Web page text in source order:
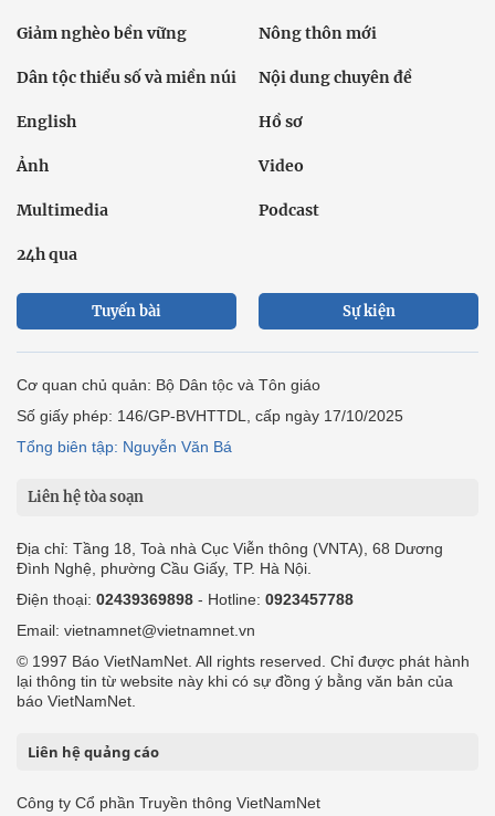
Giảm nghèo bền vững Nông thôn mới
Dân tộc thiểu số và miền núi Nội dung chuyên đề
English Hồ sơ
Ảnh Video
Multimedia Podcast
24h qua
Tuyến bài Sự kiện
Cơ quan chủ quản: Bộ Dân tộc và Tôn giáo
Số giấy phép: 146/GP-BVHTTDL, cấp ngày 17/10/2025
Tổng biên tập: Nguyễn Văn Bá
Liên hệ tòa soạn
Địa chỉ: Tầng 18, Toà nhà Cục Viễn thông (VNTA), 68 Dương
Đình Nghệ, phường Cầu Giấy, TP. Hà Nội.
Điện thoại: 02439369898 - Hotline: 0923457788
Email: vietnamnet@vietnamnet.vn
© 1997 Báo VietNamNet. All rights reserved. Chỉ được phát hành
lại thông tin từ website này khi có sự đồng ý bằng văn bản của
báo VietNamNet.
Liên hệ quảng cáo
Công ty Cổ phần Truyền thông VietNamNet